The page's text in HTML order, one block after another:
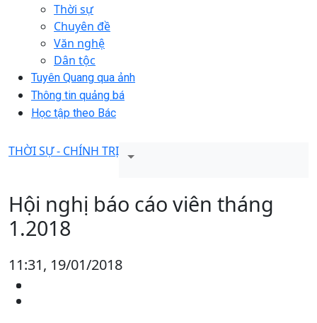
Thời sự
Chuyên đề
Văn nghệ
Dân tộc
Tuyên Quang qua ảnh
Thông tin quảng bá
Học tập theo Bác
THỜI SỰ - CHÍNH TRỊ
Hội nghị báo cáo viên tháng
1.2018
11:31, 19/01/2018